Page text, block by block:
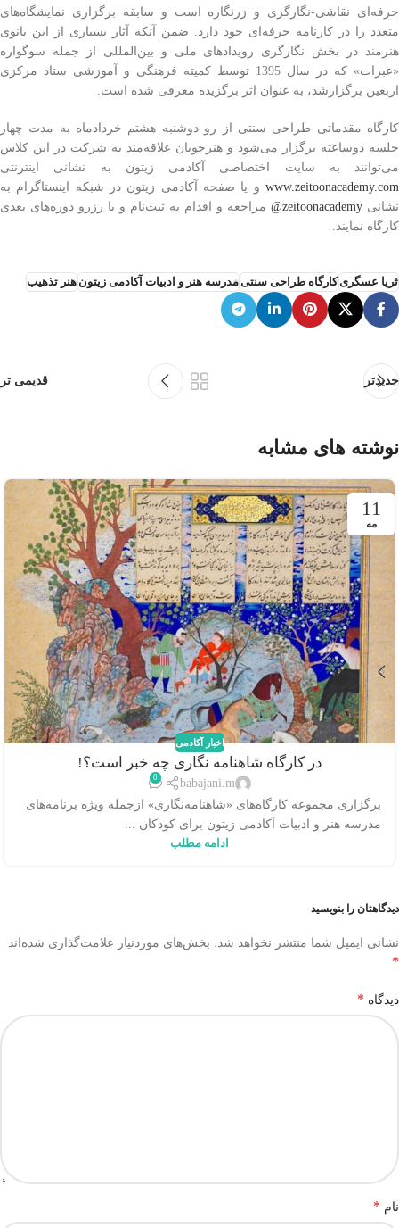
حرفه‌ای نقاشی-نگارگری و زرنگاره است و سابقه برگزاری نمایشگاه‌های
متعدد را در کارنامه حرفه‌ای خود دارد. ضمن آنکه آثار بسیاری از این بانوی
هنرمند در بخش نگارگری رویدادهای ملی و بین‌المللی از جمله سوگواره
«عبرات» که در سال 1395 توسط کمیته فرهنگی و آموزشی ستاد مرکزی
اربعین برگزارشد، به عنوان اثر برگزیده معرفی شده است.
کارگاه مقدماتی طراحی سنتی از رو دوشنبه هشتم خردادماه به مدت چهار
جلسه دوساعته برگزار می‌شود و هنرجویان علاقه‌مند به شرکت در این کلاس
می‌توانند به سایت اختصاصی آکادمی زیتون به نشانی اینترنتی
www.zeitoonacademy.com و یا صفحه آکادمی زیتون در شبکه اینستاگرام به
نشانی
مراجعه و اقدام به ثبت‌نام و با رزرو دوره‌های بعدی
کارگاه نمایند.
ثریا عسگری کارگاه طراحی سنتیمدرسه هنر و ادبیات آکادمی زیتون هنر تذهیب
جدیدتر قدیمی تر
نوشته های مشابه
11
مه
اخبار آکادمی
در کارگاه شاهنامه نگاری چه خبر است؟!
babajani.m
0
برگزاری مجموعه کارگاه‌های «شاهنامه‌نگاری» ازجمله ویژه ‌برنامه‌های
مدرسه هنر و ادبیات آکادمی زیتون برای کودکان ...
ادامه مطلب
دیدگاهتان را بنویسید
نشانی ایمیل شما منتشر نخواهد شد. بخش‌های موردنیاز علامت‌گذاری شده‌اند
*
دیدگاه *
نام *